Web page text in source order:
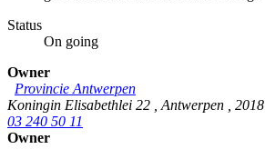
Status
On going
Owner
Provincie Antwerpen
Koningin Elisabethlei 22
Antwerpen 2018
03 240 50 11
Owner